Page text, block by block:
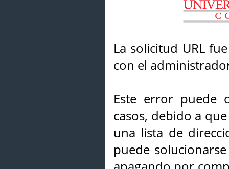
La solicitud URL
con el
Este error puede
casos, debido a
una lista de
puede